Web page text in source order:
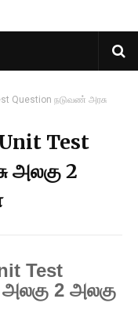
Question நடுவண் அரசு
Test
அலகு 2
Test
2 அலகு